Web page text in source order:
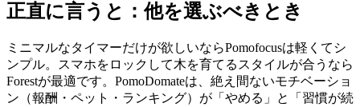
正直に言うと：他を選ぶべきとき
ミニマルなタイマーだけが欲しいならPomofocusは軽くてシ
ンプル。スマホをロックして木を育てるスタイルが合うなら
Forestが最適です。PomoDomateは、絶え間ないモチベーショ
ン（報酬・ペット・ランキング）が「やめる」と「習慣が続